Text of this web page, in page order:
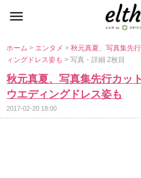
ホーム> エンタメ>秋元真夏、写真集先
ィングドレス姿も> 写真・詳細 2枚目
秋元真夏、写真集先行カ
ウエディングドレス姿も
2017-02-20 18:00